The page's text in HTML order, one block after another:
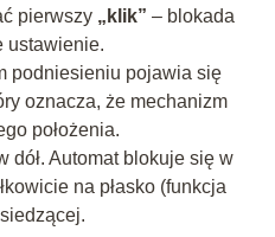
pierwszy „klik” – blokada
ustawienie.
podniesieniu pojawia się
oznacza, że mechanizm
położenia.
dół. Automat blokuje się w
na płasko (funkcja